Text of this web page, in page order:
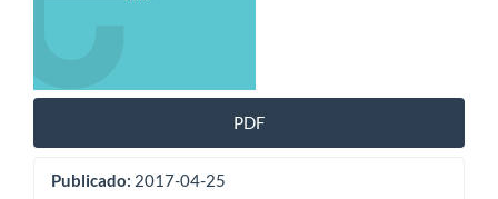
PDF
Publicado: 2017-04-25